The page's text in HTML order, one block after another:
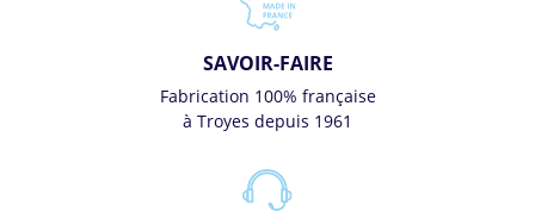
SAVOIR-FAIRE
Fabrication 100% française
à Troyes depuis 1961